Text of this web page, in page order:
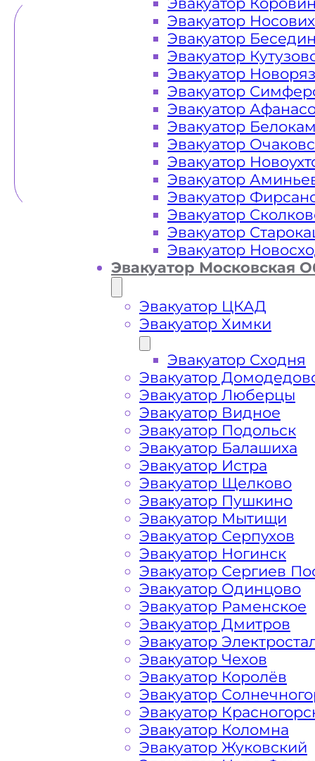
Как
Крюково
Перевозка автомобиля по району
дешево, круглосуточно и срочно –
решить возникшие на дороге
вам свои услуги по вызову
найдете все, что нужно для
Эвакуатор
Эвакуатор
Эвакуатор
Эвакуатор
Эвакуатор
Эвакуатор
Эвакуатор
Эвакуатор
Эвакуатор
Эвакуатор
Эвакуатор
Эвакуатор
Эвакуатор
Эвакуатор
Эвакуатор Московская
Эвакуатор ЦКАД
Эвакуатор Химки
Эвакуатор Сходня
Эвакуатор
Эвакуатор Люберцы
Эвакуатор Видное
Эвакуатор Подольск
Эвакуатор Балашиха
Эвакуатор Истра
Эвакуатор Щелково
Эвакуатор Пушкино
Эвакуатор Мытищи
Эвакуатор Серпухов
Эвакуатор Ногинск
Эвакуатор Сергиев
Эвакуатор Одинцово
Эвакуатор Раменское
Эвакуатор Дмитров
Эвакуатор
Эвакуатор Чехов
Эвакуатор Королёв
Эвакуатор
Эвакуатор
Эвакуатор Коломна
Эвакуатор Жуковский